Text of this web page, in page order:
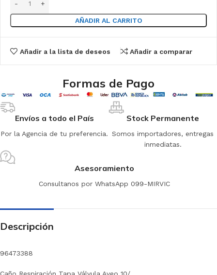
AÑADIR AL CARRITO
Añadir a la lista de deseos Añadir a comparar
Formas de Pago
Envíos a todo el País
Por la Agencia de tu preferencia.
Stock Permanente
Somos importadores, entregas
inmediatas.
Asesoramiento
Consultanos por WhatsApp 099-MIRVIC
Descripción
96473388